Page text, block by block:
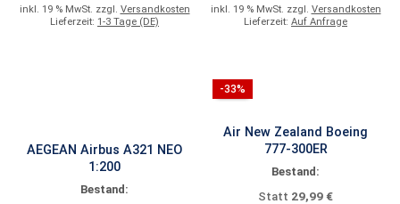
inkl. 19 % MwSt. zzgl. Versandkosten
Lieferzeit: 1-3 Tage (DE)
inkl. 19 % MwSt. zzgl. Versandkosten
Lieferzeit: Auf Anfrage
AEGEAN Airbus A321 NEO
1:200
Bestand:
-33%
Air New Zealand Boeing
777-300ER
Bestand:
Statt 29,99 €